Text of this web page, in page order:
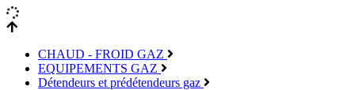
CHAUD - FROID GAZ
EQUIPEMENTS GAZ
Détendeurs et prédétendeurs gaz